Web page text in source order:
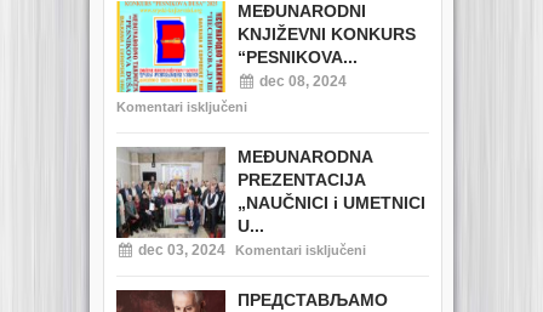
MEĐUNARODNI
KNJIŽEVNI KONKURS
“PESNIKOVA...
dec 08, 2024
Komentari isključeni
MEĐUNARODNA
PREZENTACIJA
„NAUČNICI i UMETNICI
U...
dec 03, 2024 Komentari isključeni
ПРЕДСТАВЉАМО